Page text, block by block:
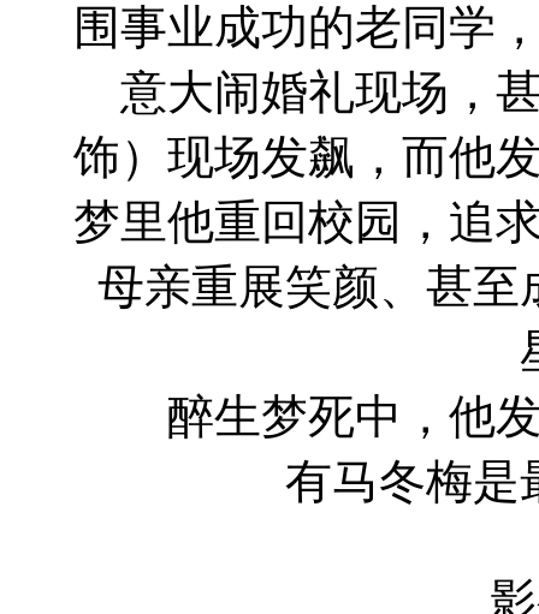
围事业成功的老同学
意大闹婚礼现场，
饰）现场发飙，而他
梦里他重回校园，追
母亲重展笑颜、甚
醉生梦死中，他发
有马冬梅